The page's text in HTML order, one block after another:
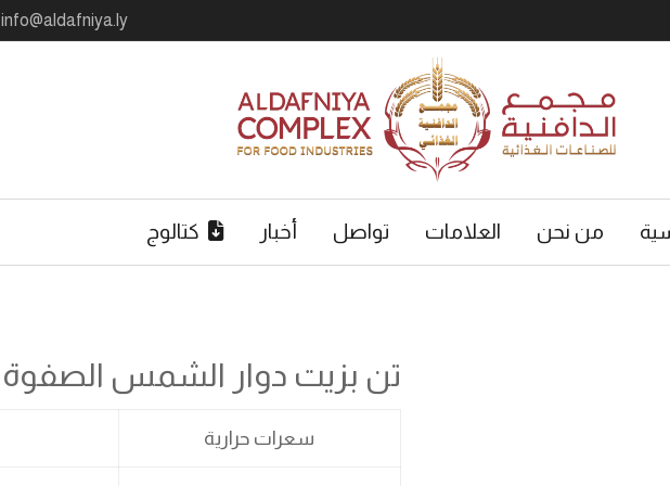
info@aldafniya.ly
من نحن العلامات تواصل أخبار كتالوج
تن بزيت دوار الشمس الصفوة
سعرات حرارية